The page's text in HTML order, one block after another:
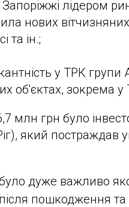
Запоріжжі лідером
нових
та ін.;
у ТРК
об'єктах, зокрема
млн грн було
який постраждав
дуже важливо
пошкодження